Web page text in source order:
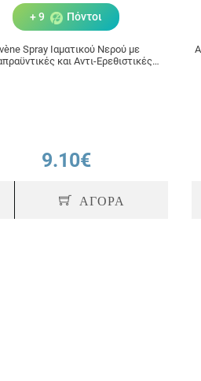
+ 9 Πόντοι
Spray Ιαματικού Νερού με
και Αντι-Ερεθιστικές
9.10€
ΑΓΟΡΑ